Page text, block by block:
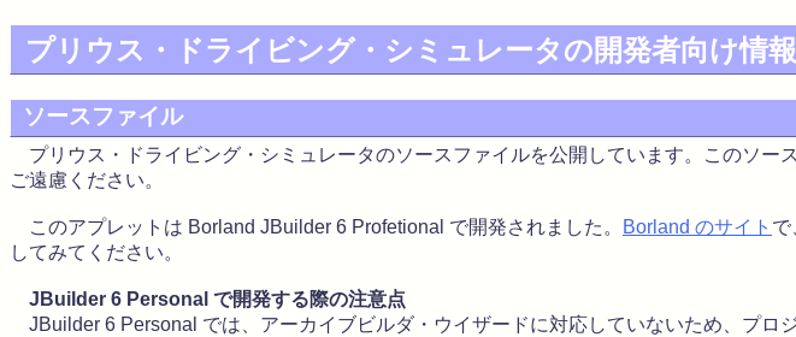
プリウス・ドライビング・シミュレータの開発者向け情
ソースファイル
プリウス・ドライビング・シミュレータのソースファイルを公開しています。このソ
ご遠慮ください。
このアプレットは Borland JBuilder 6 Profetional で開発されました。 Borland のサイト で
してみてください。
JBuilder 6 Personal で開発する際の注意点
JBuilder 6 Personal では、アーカイブビルダ・ウイザードに対応していないため、プ